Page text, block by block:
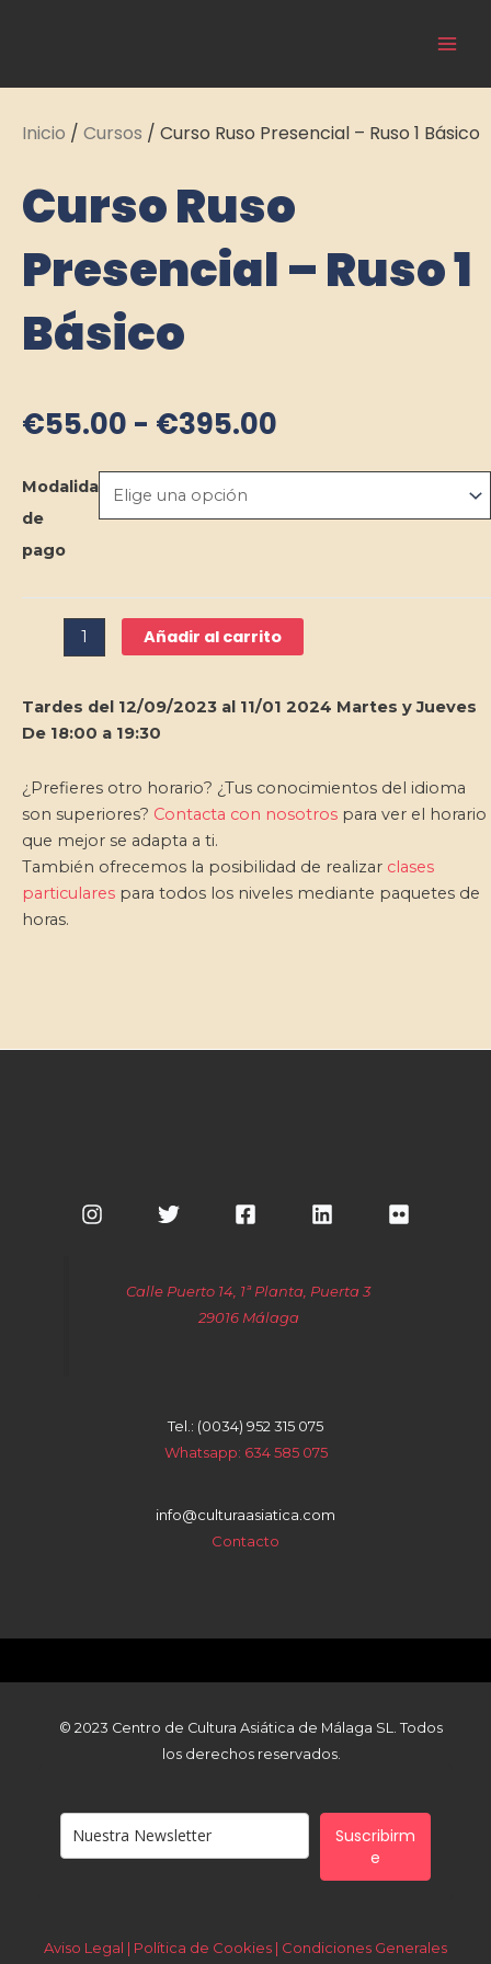
Inicio / Cursos / Curso Ruso Presencial – Ruso 1 Básico
Curso Ruso
Presencial – Ruso 1
Básico
€55.00 - €395.00
precios:
€55.00
Modalidad
de
pago
Curso
Presencial
-
cantidad
Añadir al carrito
Tardes del 12/09/2023 al 11/01 2024 Martes y Jueves
De 18:00 a 19:30
¿Prefieres otro horario? ¿Tus conocimientos del idioma
son superiores? Contacta con nosotros para ver el horario
que mejor se adapta a ti.
También ofrecemos la posibilidad de realizar clases
particulares para todos los niveles mediante paquetes de
horas.
Calle Puerto 14, 1ª Planta, Puerta 3
29016 Málaga
Tel.: (0034) 952 315 075
Whatsapp: 634 585 075
info@culturaasiatica.com
Contacto
© 2023 Centro de Cultura Asiática de Málaga SL. Todos
los derechos reservados.
Suscribirm
e
Aviso Legal | Política de Cookies | Condiciones Generales